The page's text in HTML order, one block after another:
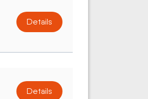
Details
Details